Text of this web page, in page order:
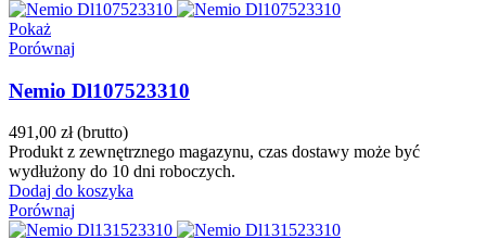
Pokaż
Porównaj
Nemio Dl107523310
491,00 zł (brutto)
Produkt z zewnętrznego magazynu, czas dostawy może być
wydłużony do 10 dni roboczych.
Dodaj do koszyka
Porównaj